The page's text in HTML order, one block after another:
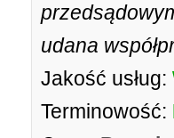
udana
Jakość usług:
Terminowość: